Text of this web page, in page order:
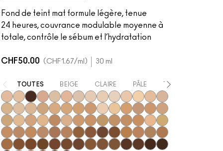
Fond de teint mat formule légère, tenue
24 heures, couvrance modulable moyenne à
totale, contrôle le sébum et l’hydratation
CHF50.00 CHF1.67/ml 30 ml
TOUTES BEIGE CLAIRE PÂLE TRÈS FONCÉE
N18N10NW63
N12NC5N11NC10NW5NW10NC12N4 NC13NW13N4.5
NC15N4.75NC16NC17NC18NW15NC20NW18C4C40NC25NW20
NW22NC27
NC30
N5 N6 C3.5NW25
N6.5NC35NC37NC38NC40NC41NC42C4.5C45
NC43.5
NC44NC44.5
NW30NW33NW35NW40NW43NW44NW45
C8NC45NC45.5
NC46